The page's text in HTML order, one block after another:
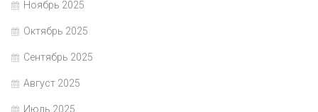
Ноябрь 2025
Октябрь 2025
Сентябрь 2025
Август 2025
Июль 2025